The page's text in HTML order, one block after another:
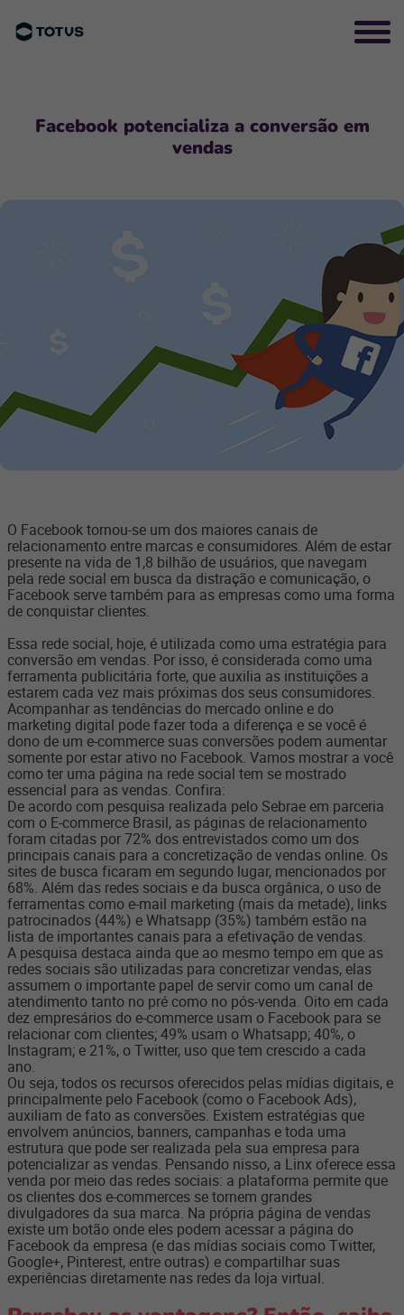
Facebook potencializa a conversão em
vendas
O Facebook tornou-se um dos maiores canais de
relacionamento entre marcas e consumidores. Além de estar
presente na vida de 1,8 bilhão de usuários, que navegam
pela rede social em busca da distração e comunicação, o
Facebook serve também para as empresas como uma forma
de conquistar clientes.
Essa rede social, hoje, é utilizada como uma estratégia para
conversão em vendas. Por isso, é considerada como uma
ferramenta publicitária forte, que auxilia as instituições a
estarem cada vez mais próximas dos seus consumidores.
Acompanhar as tendências do mercado online e do
marketing digital pode fazer toda a diferença e se você é
dono de um e-commerce suas conversões podem aumentar
somente por estar ativo no Facebook. Vamos mostrar a você
como ter uma página na rede social tem se mostrado
essencial para as vendas. Confira:
De acordo com pesquisa realizada pelo Sebrae em parceria
com o E-commerce Brasil, as páginas de relacionamento
foram citadas por 72% dos entrevistados como um dos
principais canais para a concretização de vendas online. Os
sites de busca ficaram em segundo lugar, mencionados por
68%. Além das redes sociais e da busca orgânica, o uso de
ferramentas como e-mail marketing (mais da metade), links
patrocinados (44%) e Whatsapp (35%) também estão na
lista de importantes canais para a efetivação de vendas.
A pesquisa destaca ainda que ao mesmo tempo em que as
redes sociais são utilizadas para concretizar vendas, elas
assumem o importante papel de servir como um canal de
atendimento tanto no pré como no pós-venda. Oito em cada
dez empresários do e-commerce usam o Facebook para se
relacionar com clientes; 49% usam o Whatsapp; 40%, o
Instagram; e 21%, o Twitter, uso que tem crescido a cada
ano.
Ou seja, todos os recursos oferecidos pelas mídias digitais, e
principalmente pelo Facebook (como o Facebook Ads),
auxiliam de fato as conversões. Existem estratégias que
envolvem anúncios, banners, campanhas e toda uma
estrutura que pode ser realizada pela sua empresa para
potencializar as vendas. Pensando nisso, a Linx oferece essa
venda por meio das redes sociais: a plataforma permite que
os clientes dos e-commerces se tornem grandes
divulgadores da sua marca. Na própria página de vendas
existe um botão onde eles podem acessar a página do
Facebook da empresa (e das mídias sociais como Twitter,
Google+, Pinterest, entre outras) e compartilhar suas
experiências diretamente nas redes da loja virtual.